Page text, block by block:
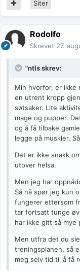
Siter
Rodolfo
Skrevet 27.
"ntls skrev:
Min hvorfor, er ikke
en utrent kropp
søtsaker. Lite
mage og pupper.
og å få tilbake
legge på muskler.
Det er ikke snakk
utover helsa.
Men jeg har
Så nå spør jeg kun
fungerer ettersom
tar fortsatt tunge
har ikke gitt så mye
Men utfra det du
treningsplanen, så
meg selv tid til å få